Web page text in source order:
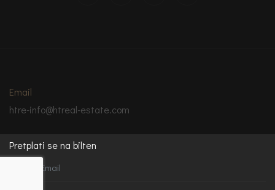
Email
htre-info@htreal-estate.com
Pretplati se na bilten